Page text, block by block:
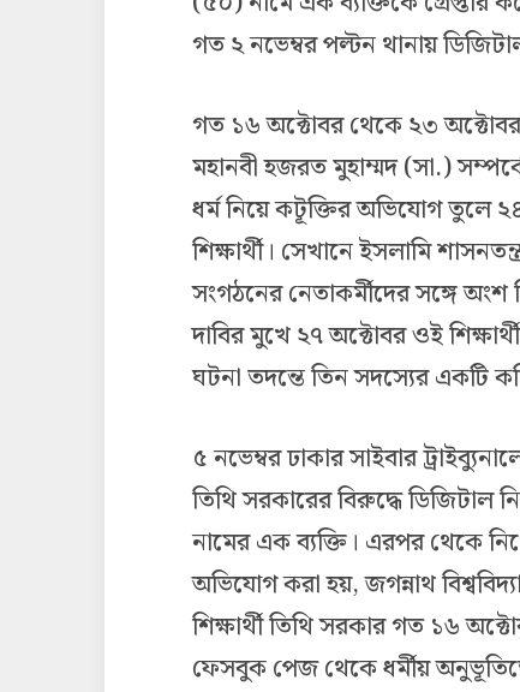
গত ২ নভেম্বর পল্টন থানায়
গত ১৬ অক্টোবর থেকে ২৩ অক্টোবর
মহানবী হজরত মুহাম্মদ (সা.)
ধর্ম নিয়ে কটূক্তির অভিযোগ তুলে
শিক্ষার্থী। সেখানে ইসলামি
সংগঠনের নেতাকর্মীদের সঙ্গে অংশ
দাবির মুখে ২৭ অক্টোবর ওই
ঘটনা তদন্তে তিন সদস্যের একটি
৫ নভেম্বর ঢাকার সাইবার
তিথি সরকারের বিরুদ্ধে ডিজিটাল
নামের এক ব্যক্তি। এরপর থেকে
অভিযোগ করা হয়, জগন্নাথ
শিক্ষার্থী তিথি সরকার গত ১৬
ফেসবুক পেজ থেকে ধর্মীয়